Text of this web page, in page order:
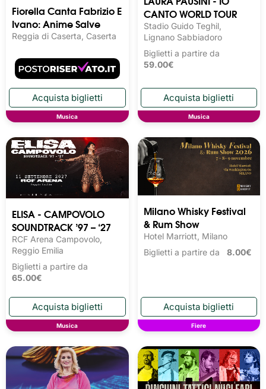
Fiorella Canta Fabrizio E
Ivano: Anime Salve
Reggia di Caserta, Caserta
Musica
CANTO WORLD TOUR
Stadio Guido Teghil,
Lignano Sabbiadoro
Biglietti a partire da
59.00€
Musica
ELISA - CAMPOVOLO
SOUNDTRACK ’97 – ‘27
RCF Arena Campovolo,
Reggio Emilia
Biglietti a partire da
65.00€
Musica
Milano Whisky Festival
& Rum Show
Hotel Marriott, Milano
Biglietti a partire da 8.00€
Fiere